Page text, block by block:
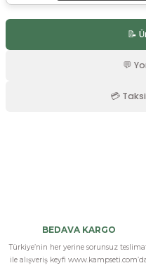
📝
💬
💳
BEDAVA KARGO
Türkiye’nin her yerine sorunsuz
ile alışveriş keyfi